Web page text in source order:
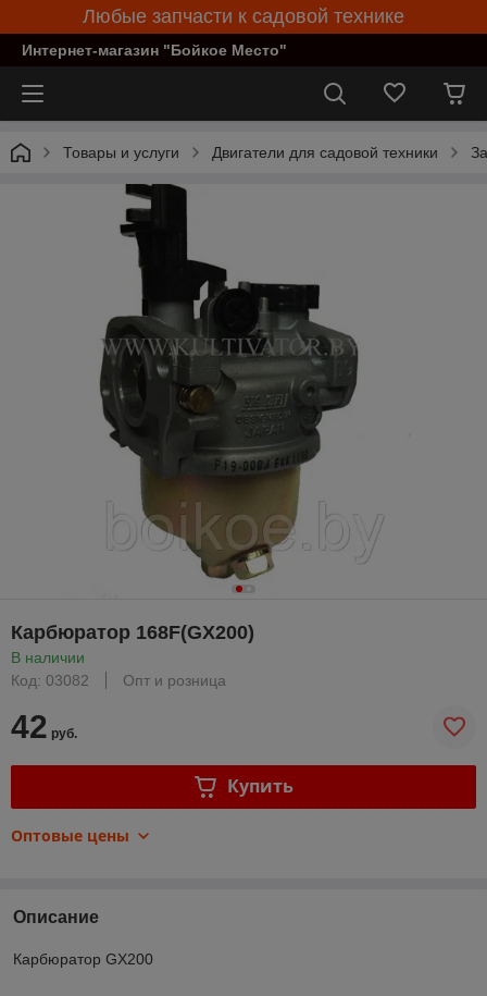
Любые запчасти к садовой технике
Интернет-магазин "Бойкое Место"
Товары и услуги Двигатели для садовой техники
Карбюратор 168F(GX200)
В наличии
Код: 03082
Опт и розница
42 руб.
Купить
Оптовые цены
Описание
Карбюратор GX200